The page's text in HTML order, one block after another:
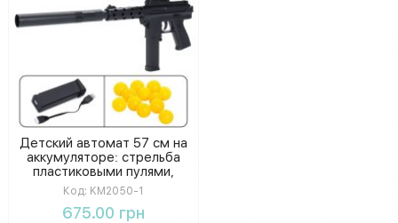
Детский автомат 57 см на
аккумуляторе: стрельба
пластиковыми пулями,
USB зарядка, в пакете
Код: KM2050-1
675.00 грн